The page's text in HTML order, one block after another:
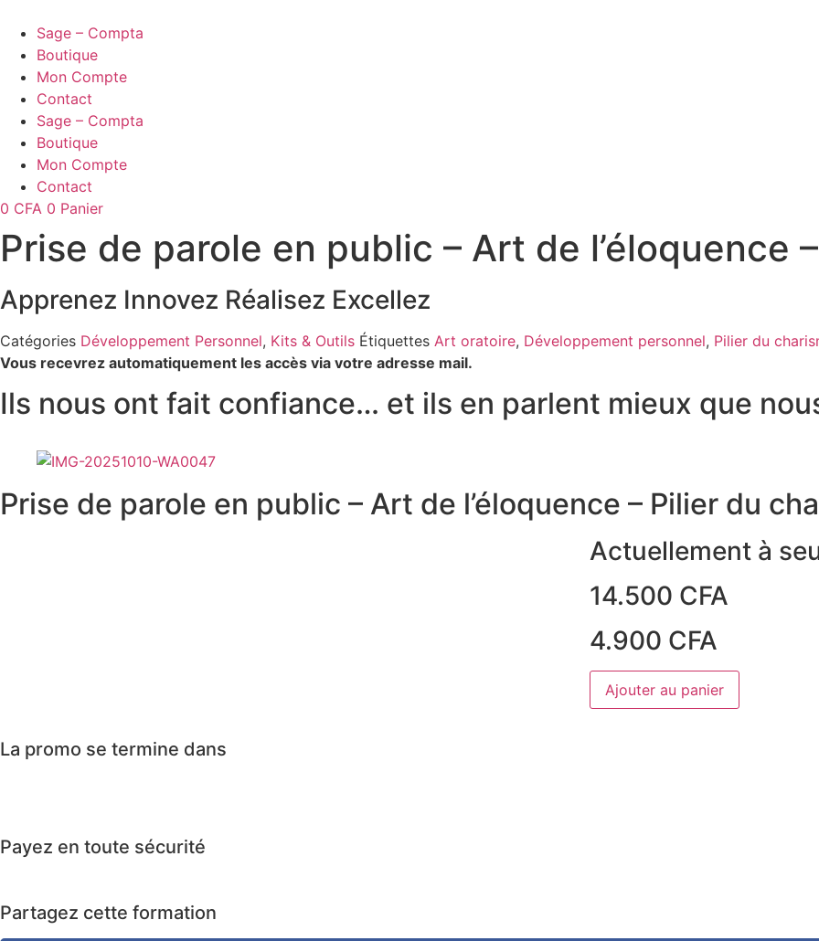
contenu
Sage – Compta
Boutique
Mon Compte
Contact
Sage – Compta
Boutique
Mon Compte
Contact
0 CFA 0 Panier
Prise de parole en public – Art de l’éloquence
Apprenez Innovez Réalisez Excellez
Catégories Développement Personnel, Kits & Outils Étiquettes Art oratoire, Développement personnel, Pilier du
Vous recevrez automatiquement les accès via votre adresse mail.
Ils nous ont fait confiance… et ils en parlent mieux que
Prise de parole en public – Art de l’éloquence – Pilier du
Actuellement à
14.500 CFA
4.900 CFA
quantité
de
Prise
Ajouter au panier
La promo se termine dans
Payez en toute sécurité
Partagez cette formation